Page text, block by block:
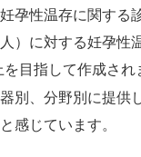
孕性温存に関す
）に対する妊孕性
を目指して作成さ
別、分野別に提
感じています。